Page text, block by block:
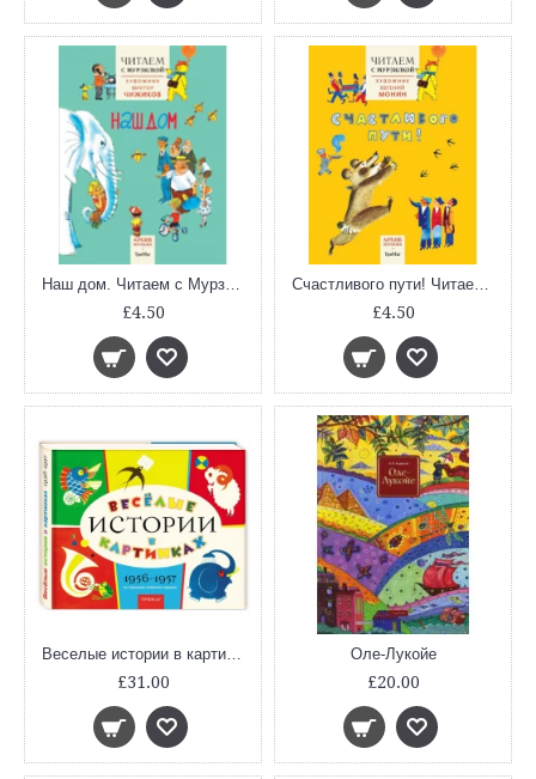
Наш дом. Читаем с Мурзилкой
£4.50
Счастливого пути! Читаем с Мурзилкой
£4.50
Веселые истории в картинках. 1956-1957
£31.00
Оле-Лукойе
£20.00